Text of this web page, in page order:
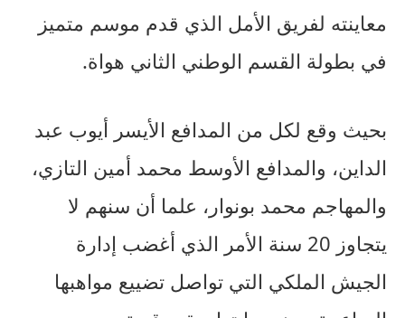
معاينته لفريق الأمل الذي قدم موسم متميز
في بطولة القسم الوطني الثاني هواة.
بحيث وقع لكل من المدافع الأيسر أيوب عبد
الداين، والمدافع الأوسط محمد أمين التازي،
والمهاجم محمد بونوار، علما أن سنهم لا
يتجاوز 20 سنة الأمر الذي أغضب إدارة
الجيش الملكي التي تواصل تضييع مواهبها